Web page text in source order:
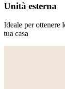
Unità esterna
Ideale per ottenere
tua casa